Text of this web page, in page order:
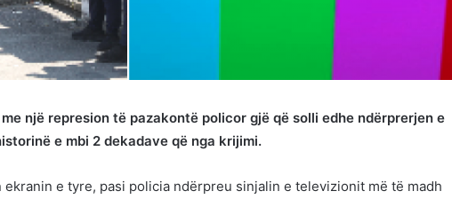
një represion të pazakontë policor gjë që solli edhe ndërprerjen e
e mbi 2 dekadave që nga krijimi.
e tyre, pasi policia ndërpreu sinjalin e televizionit më të madh